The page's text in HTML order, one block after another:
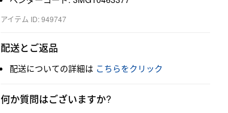
アイテム ID: 949747
配送とご返品
配送についての詳細は こちらをクリック
何か質問はございますか?